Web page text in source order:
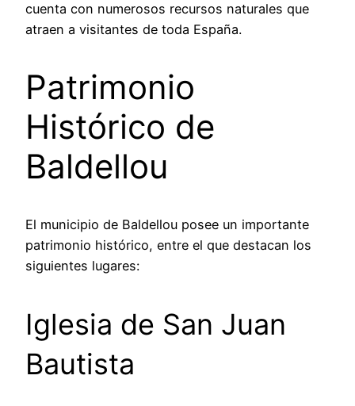
cuenta con numerosos recursos naturales que
atraen a visitantes de toda España.
Patrimonio
Histórico de
Baldellou
El municipio de Baldellou posee un importante
patrimonio histórico, entre el que destacan los
siguientes lugares:
Iglesia de San Juan
Bautista